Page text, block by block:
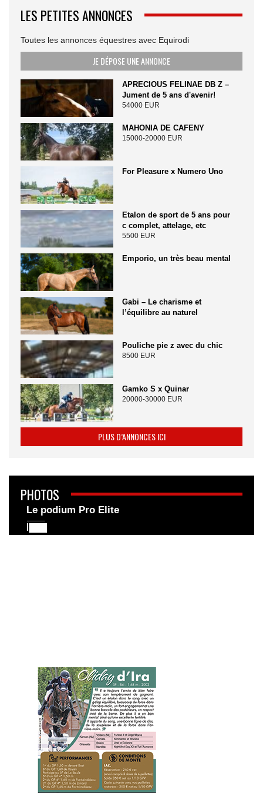
LES PETITES ANNONCES
Toutes les annonces équestres avec Equirodi
JE DÉPOSE UNE ANNONCE
APRECIOUS FELINAE DB Z –
Jument de 5 ans d'avenir!
54000 EUR
MAHONIA DE CAFENY
15000-20000 EUR
For Pleasure x Numero Uno
Etalon de sport de 5 ans pour
c complet, attelage, etc
5500 EUR
Emporio, un très beau mental
Gabi – Le charisme et
l’équilibre au naturel
Pouliche pie z avec du chic
8500 EUR
Gamko S x Quinar
20000-30000 EUR
PLUS D’ANNONCES ICI
PHOTOS
Le podium Pro Elite